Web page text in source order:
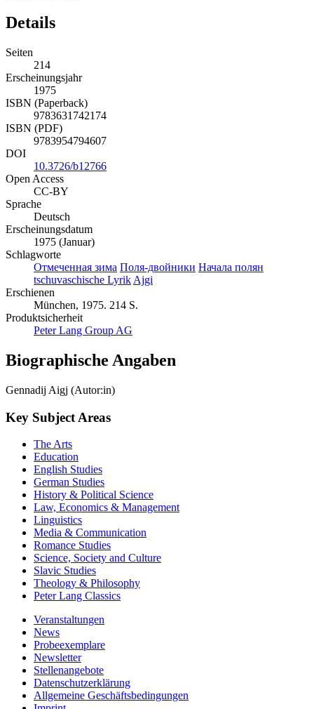
Details
Seiten
214
Erscheinungsjahr
1975
ISBN (Paperback)
9783631742174
ISBN (PDF)
9783954794607
DOI
10.3726/b12766
Open Access
CC-BY
Sprache
Deutsch
Erscheinungsdatum
1975 (Januar)
Schlagworte
Отмеченная зима Поля-двойники Начала полян
tschuvaschische Lyrik Ajgi
Erschienen
München, 1975. 214 S.
Produktsicherheit
Peter Lang Group AG
Biographische Angaben
Gennadij Aigj (Autor:in)
Key Subject Areas
The Arts
Education
English Studies
German Studies
History & Political Science
Law, Economics & Management
Linguistics
Media & Communication
Romance Studies
Science, Society and Culture
Slavic Studies
Theology & Philosophy
Peter Lang Classics
Veranstaltungen
News
Probeexemplare
Newsletter
Stellenangebote
Datenschutzerklärung
Allgemeine Geschäftsbedingungen